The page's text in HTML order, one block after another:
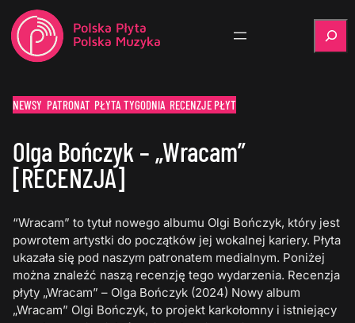
NEWSY PATRONAT PŁYTA TYGODNIA RECENZJE PŁYT
Olga Bończyk – „Wracam”
[RECENZJA]
“Wracam” to tytuł nowego albumu Olgi Bończyk, który jest
powrotem artystki do początków jej wokalnej kariery. Płyta
ukazała się pod naszym patronatem medialnym. Poniżej
można znaleźć naszą recenzję tego wydarzenia. Recenzja
płyty „Wracam” – Olga Bończyk (2024) Nowy album
„Wracam” Olgi Bończyk, to projekt karkołomny i istniejący